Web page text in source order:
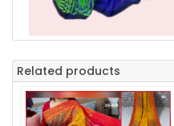
Related products